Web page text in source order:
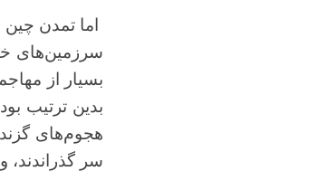
اما تمدن
سرزمین‌های
بسیار از
بدین ترتیب
هجوم‌های
سر گذراندند،